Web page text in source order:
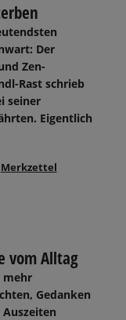
Der
Zen-
Rast schrieb
seiner
Eigentlich
In den Warenkorb
Merkzettel
vom Alltag
mehr
Gedanken